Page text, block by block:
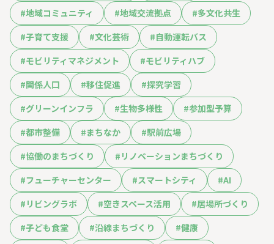
#地域コミュニティ #地域交流拠点 #多文化共生
#子育て支援 #文化芸術 #自動運転バス
#モビリティマネジメント #モビリティハブ
#関係人口 #移住促進 #探究学習
#グリーンインフラ #生物多様性 #参加型予算
#都市整備 #まちなか #駅前広場
#協働のまちづくり # リノベーションまちづくり
#フューチャーセンター #スマートシティ #AI
# リビングラボ #空きスペース活用 #居場所づくり
#子ども食堂 #沿線まちづくり #健康